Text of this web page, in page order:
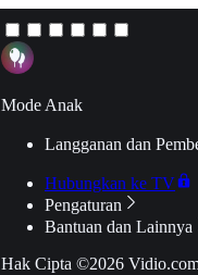
Mode Anak
Langganan dan
Hubungkan ke TV
Pengaturan
Bantuan dan Lainnya
Hak Cipta ©2026